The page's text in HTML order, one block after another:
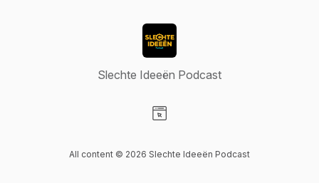
Slechte Ideeën Podcast
All content © 2026 Slechte Ideeën Podcast